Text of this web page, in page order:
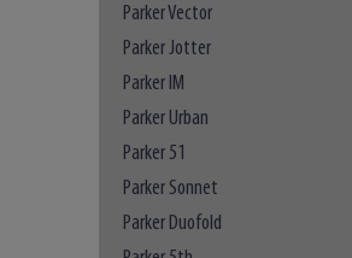
Parker Vector
Parker Jotter
Parker IM
Parker Urban
Parker 51
Parker Sonnet
Parker Duofold